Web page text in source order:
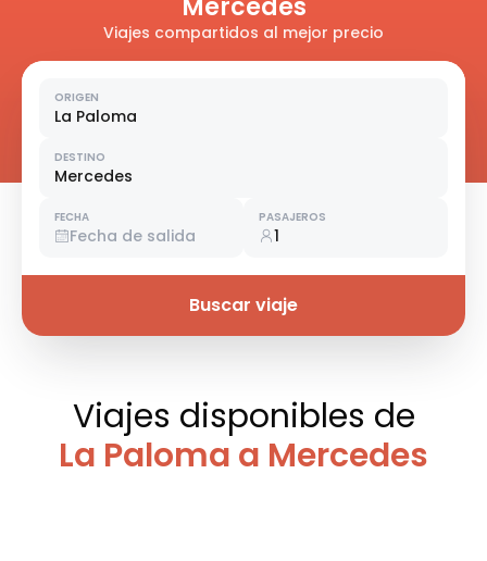
Mercedes
Viajes compartidos al mejor precio
ORIGEN
La Paloma
DESTINO
Mercedes
FECHA
Fecha de salida
PASAJEROS
1
Buscar viaje
Viajes disponibles de
La Paloma a Mercedes